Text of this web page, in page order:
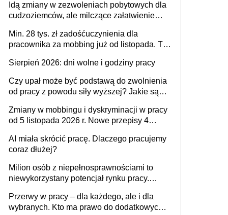
dni od ustania stosunku pracy
Idą zmiany w zezwoleniach pobytowych dla
cudzoziemców, ale milczące załatwienie
Min. 28 tys. zł zadośćuczynienia dla
pracownika za mobbing już od listopada. To
zespołu
Sierpień 2026: dni wolne i godziny pracy
Czy upał może być podstawą do zwolnienia
od pracy z powodu siły wyższej? Jakie są
Zmiany w mobbingu i dyskryminacji w pracy
od 5 listopada 2026 r. Nowe przepisy 4
Ustaw
AI miała skrócić pracę. Dlaczego pracujemy
coraz dłużej?
Milion osób z niepełnosprawnościami to
niewykorzystany potencjał rynku pracy.
dofinansowań czy refundacji, ale bariery po
stronie systemu i świadomości
Przerwy w pracy – dla każdego, ale i dla
wybranych. Kto ma prawo do dodatkowych